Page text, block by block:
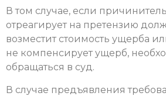
В том случае, если
отреагирует на претензию
возместит стоимость ущерба
не компенсирует ущерб,
обращаться в суд.
В случае предъявления